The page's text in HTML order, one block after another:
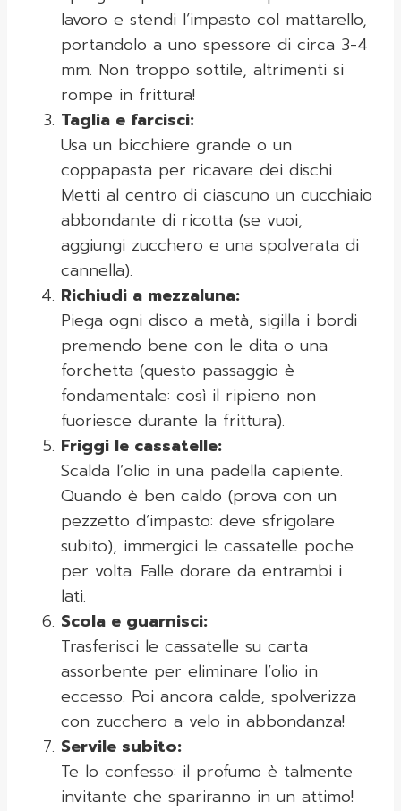
lavoro e stendi l’impasto col mattarello,
portandolo a uno spessore di circa 3-4
mm. Non troppo sottile, altrimenti si
rompe in frittura!
Taglia e farcisci:
Usa un bicchiere grande o un
coppapasta per ricavare dei dischi.
Metti al centro di ciascuno un cucchiaio
abbondante di ricotta (se vuoi,
aggiungi zucchero e una spolverata di
cannella).
Richiudi a mezzaluna:
Piega ogni disco a metà, sigilla i bordi
premendo bene con le dita o una
forchetta (questo passaggio è
fondamentale: così il ripieno non
fuoriesce durante la frittura).
Friggi le cassatelle:
Scalda l’olio in una padella capiente.
Quando è ben caldo (prova con un
pezzetto d’impasto: deve sfrigolare
subito), immergici le cassatelle poche
per volta. Falle dorare da entrambi i
lati.
Scola e guarnisci:
Trasferisci le cassatelle su carta
assorbente per eliminare l’olio in
eccesso. Poi ancora calde, spolverizza
con zucchero a velo in abbondanza!
Servile subito:
Te lo confesso: il profumo è talmente
invitante che spariranno in un attimo!